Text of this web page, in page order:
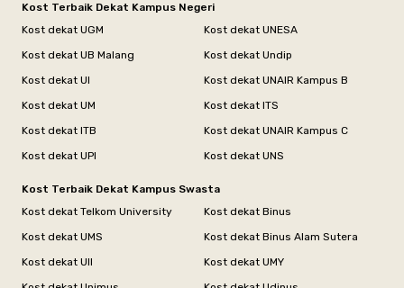
Kost Terbaik Dekat Kampus Negeri
Kost dekat UGM
Kost dekat UNESA
Kost dekat UB Malang
Kost dekat Undip
Kost dekat UI
Kost dekat UNAIR Kampus B
Kost dekat UM
Kost dekat ITS
Kost dekat ITB
Kost dekat UNAIR Kampus C
Kost dekat UPI
Kost dekat UNS
Kost Terbaik Dekat Kampus Swasta
Kost dekat Telkom University
Kost dekat Binus
Kost dekat UMS
Kost dekat Binus Alam Sutera
Kost dekat UII
Kost dekat UMY